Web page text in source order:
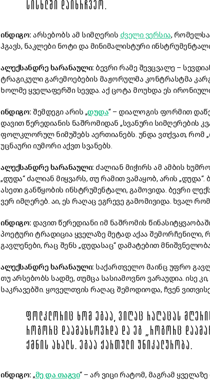
ᲡᲘᲡᲮᲚᲨᲘ ᲓᲐᲘᲮᲠᲩᲕᲔᲝ.
ინდიგო: არსებობს ამ სიმღერის ძველი ვერსია,
ჰგავს, ნაკლები ნოტი და მინიმალისტური
ალექსანდრე ხარანაული: ბევრი რამე შევცვალე –
ტრაგიკული გარემოებების მაჟორულმა კონტრასტმა
ხოლმე ყველაფერში სევდა. აქ ცოტა მოუხდა ეს
ინდიგო: შემდეგი არის „დუდა“ – დიალოგის ფორმით
დავით წერედიანის ნაშრომიდან „სვანური სიმღერების
ფოლკლორულ ნიმუშებს აერთიანებს. უნდა ვთქვათ, რომ
უცნაური იუმორი აქვთ სვანებს.
ალექსანდრე ხარანაული: ძალიან მიჭირს ამ ამბის
„დუდა“ ძალიან მიყვარს, თუ რამით ვამაყობ, არის
ასეთი განწყობის ინსტრუმენტალი, გამოვიდა. ბევრი
ვერ იმღერებ. აი, ეს რაღაც ეგრევე გამომივიდა. ხვალ
ინდიგო: დავით წერედიანი იმ ნაშრომის
პოეტური ტრადიცია ყველაზე მეტად აქაა
გავლენები, რაც შენს „დუდასაც“ დამატებით
ალექსანდრე ხარანაული: საქართველო მაინც უფრო
თუ არსებობს სადმე, თუმცა სასიამოვნო ვარაუდია. ისე
საკრავებში. ყოველთვის რაღაც შემოდიოდა, ჩვენ
ᲤᲝᲚᲙᲚᲝᲠᲘᲪ ᲮᲝᲛ ᲔᲒᲐᲐ, ᲕᲘᲦᲐᲪ ᲠᲐᲦᲐᲪᲐᲡ
ᲠᲝᲒᲝᲠᲪ ᲓᲐᲐᲛᲐᲮᲡᲝᲕᲠᲓᲐ ᲓᲐ ᲔᲒ „ᲠᲝᲒᲝᲠᲪ
ᲥᲛᲜᲘᲡ ᲐᲮᲐᲚᲡ. ᲔᲒᲐᲐ ᲥᲐᲠᲗᲣᲚᲘ ᲣᲜᲘᲙᲐᲚᲣᲠᲝᲑᲐ.
ინდიგო: „მე და თაგვი“ – არ ვიცი რატომ, მაგრამ